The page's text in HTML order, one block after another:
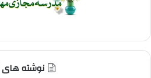
نوشته های